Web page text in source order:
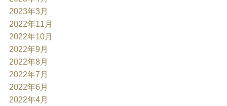
2023年3月
2022年11月
2022年10月
2022年9月
2022年8月
2022年7月
2022年6月
2022年4月